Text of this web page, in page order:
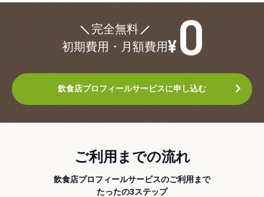
完全無料
初期費用・月額費用
飲食店プロフィールサービスに申し込む
ご利用までの流れ
飲食店プロフィールサービスのご利用まで
たったの3ステップ